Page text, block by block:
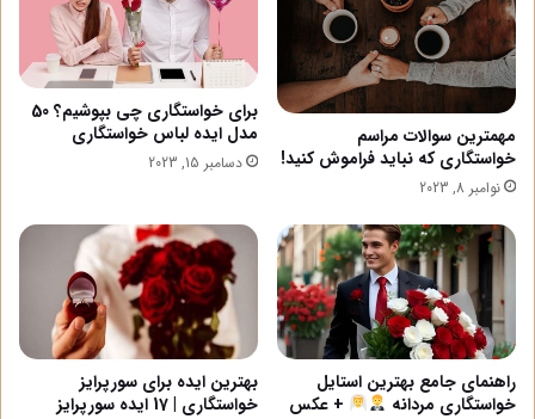
مهمترین سوالات مراسم
خواستگاری که نباید فراموش کنید!
نوامبر 8, 2023
برای خواستگاری چی بپوشیم؟ 50
مدل ایده لباس خواستگاری
دسامبر 15, 2023
راهنمای جامع بهترین استایل
خواستگاری مردانه
+ عکس
بهترین ایده برای سورپرایز
خواستگاری | 17 ایده سورپرایز